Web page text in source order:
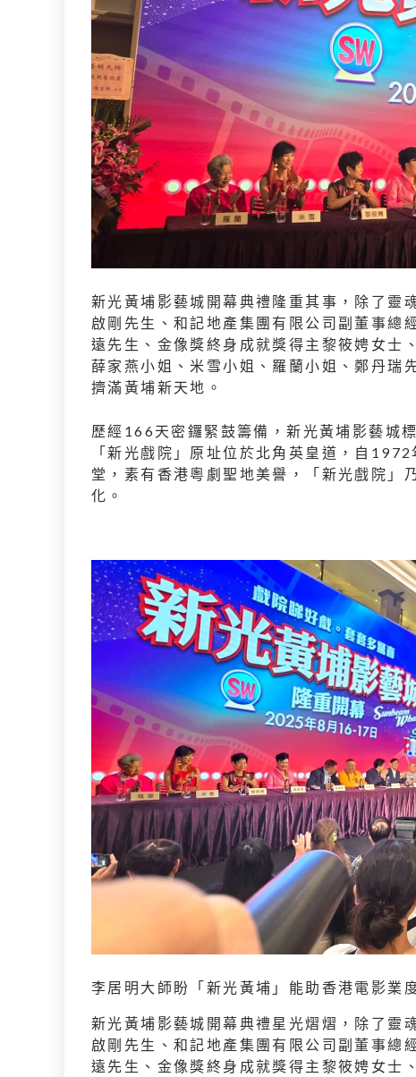
新光黃埔影藝城開幕典禮隆重其事，除了靈
啟剛先生、和記地產集團有限公司副董事總
遠先生、金像獎終身成就獎得主黎筱娉女士
薛家燕小姐、米雪小姐、羅蘭小姐、鄭丹瑞
擠滿黃埔新天地。
歷經166天密鑼緊鼓籌備，新光黃埔影藝城
「新光戲院」原址位於北角英皇道，自
堂，素有香港粵劇聖地美譽，「新光戲院」
化。
李居明大師盼「新光黃埔」能助香港電影業
新光黃埔影藝城開幕典禮星光熠熠，除了靈
啟剛先生、和記地產集團有限公司副董事總
遠先生、金像獎終身成就獎得主黎筱娉女士